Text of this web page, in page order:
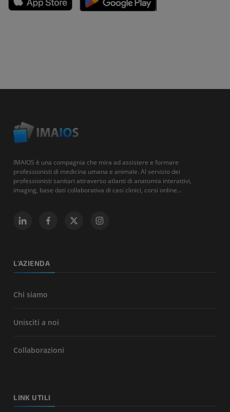
IMAIOS è una compagnia che mira ad assistere e formare
professionisti di medicina umana e animale. Al servizio dei
professionisti sanitari attraverso atlanti di anatomia interattivi,
imaging, base dati collaborativa di casi clinici, corsi online...
L'AZIENDA
Chi siamo
Unisciti a noi
Collaborazioni
LINK UTILI